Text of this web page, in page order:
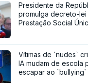
Presidente da
promulga decreto-lei
Prestação Social
Vítimas de `nudes`
IA mudam de escola
escapar ao `bullying`